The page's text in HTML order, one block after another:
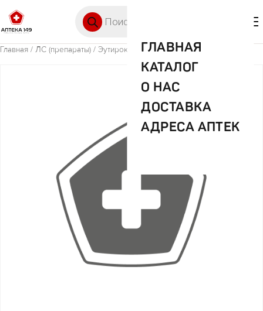
ГЛАВНАЯ
КАТАЛОГ
О НАС
ДОСТАВКА
АДРЕСА АПТЕК
Главная / ЛС (препараты) / Эутирокс 88мкг №100 таб.